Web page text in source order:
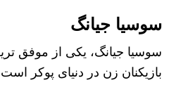
سوسیا جیانگ
سوسیا جیانگ، یکی از موفق‌
بازیکنان زن در دنیای پوکر